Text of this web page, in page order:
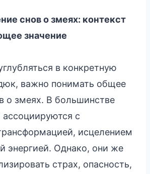
снов о змеях: контекст
значение
в конкретную
важно понимать общее
о змеях. В большинстве
ассоциируются с
исцелением
энергией. Однако, они же
страх, опасность,